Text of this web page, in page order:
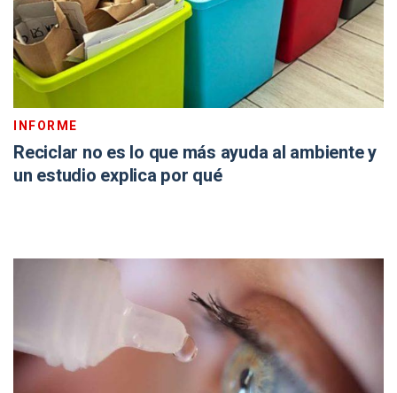
INFORME
Reciclar no es lo que más ayuda al ambiente y
un estudio explica por qué